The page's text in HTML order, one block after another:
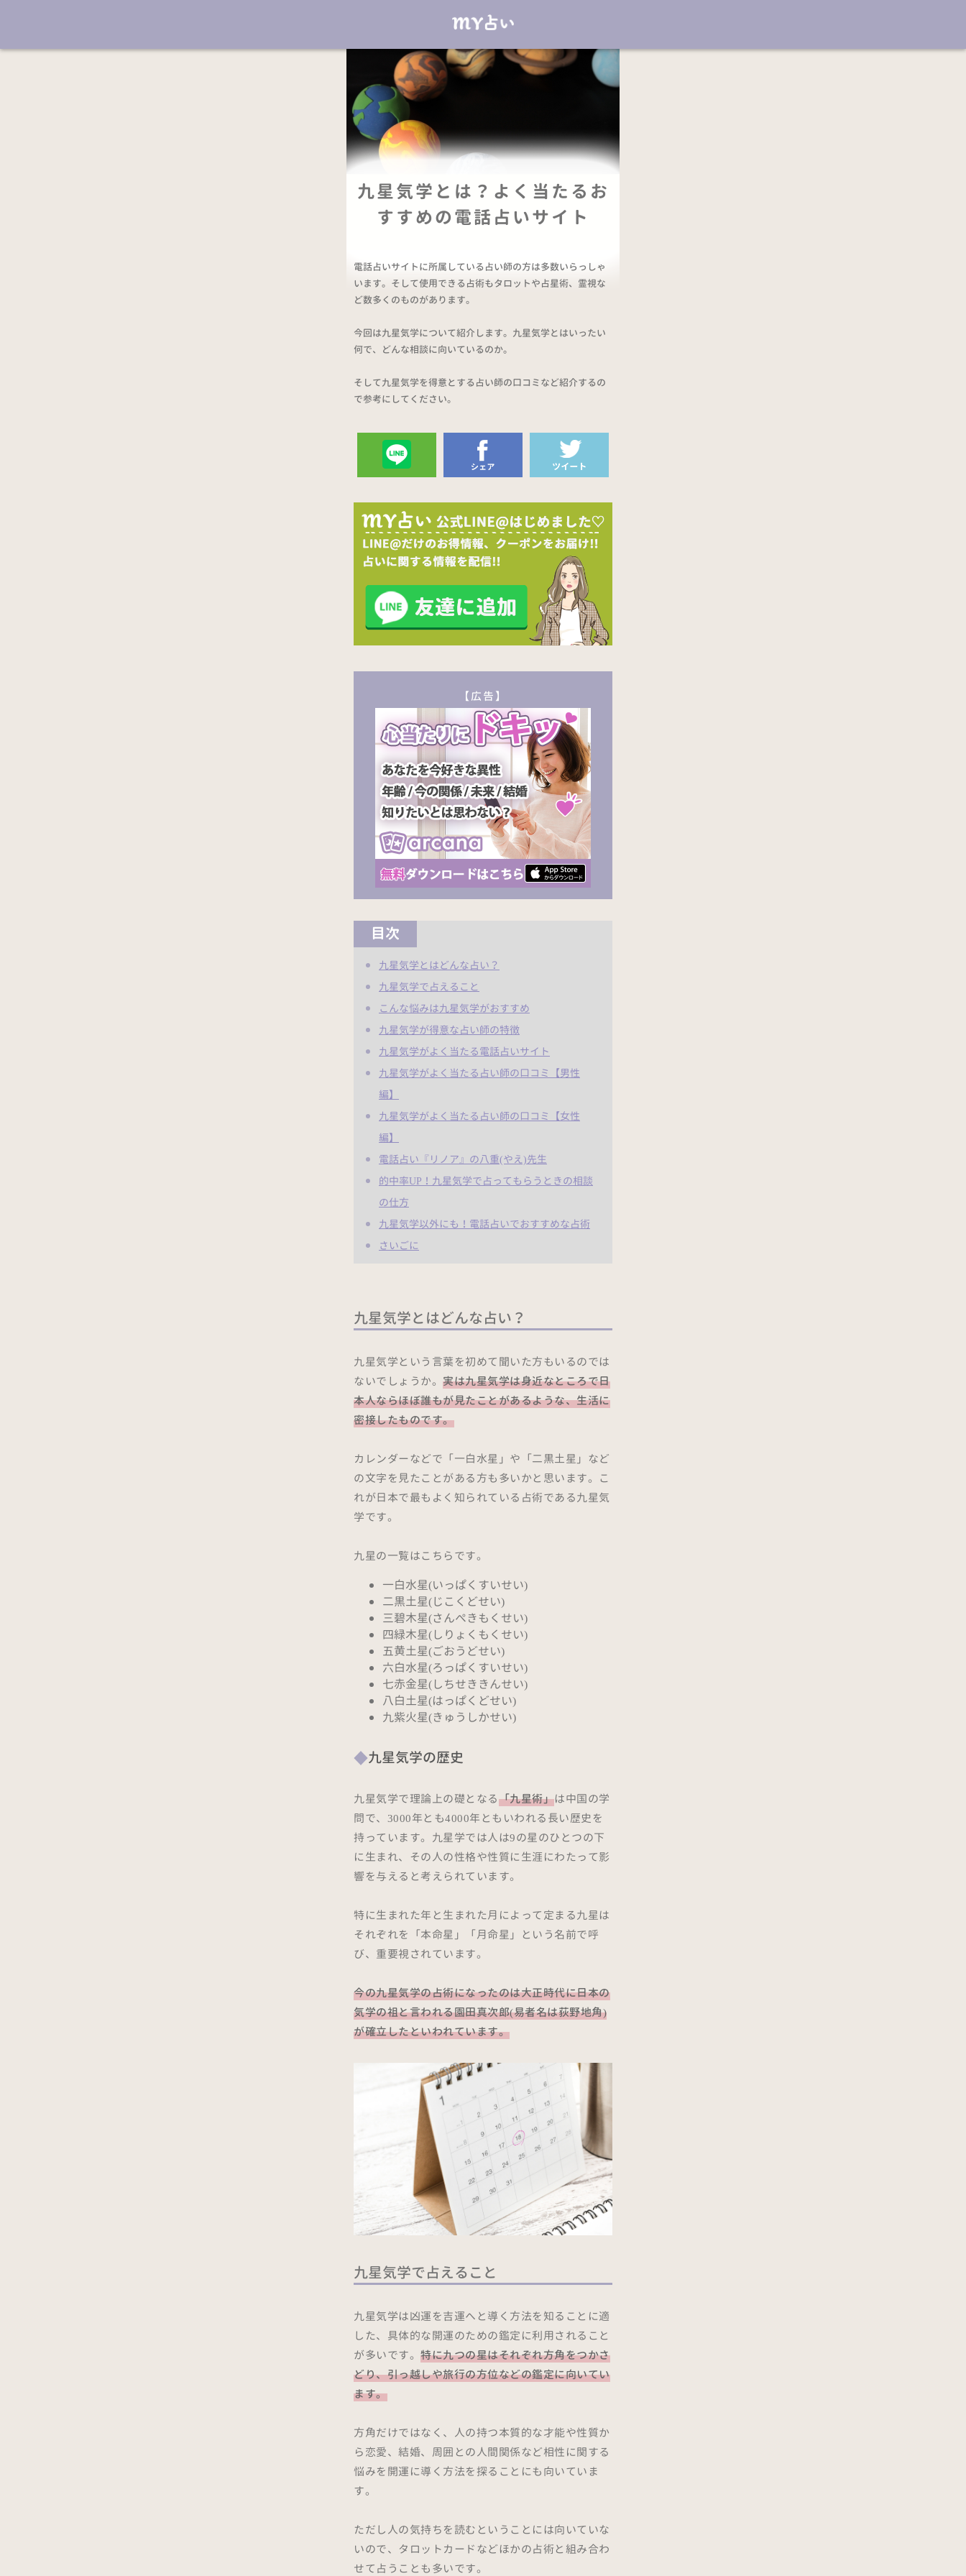
九星気学とは？よく当たるお
すすめの電話占いサイト
電話占いサイトに所属している占い師の方は多数いらっしゃ
います。そして使用できる占術もタロットや占星術、霊視な
ど数多くのものがあります。
今回は九星気学について紹介します。九星気学とはいったい
何で、どんな相談に向いているのか。
そして九星気学を得意とする占い師の口コミなど紹介するの
で参考にしてください。
送る
【広告】
目次
九星気学とはどんな占い？
九星気学で占えること
こんな悩みは九星気学がおすすめ
九星気学が得意な占い師の特徴
九星気学がよく当たる電話占いサイト
九星気学がよく当たる占い師の口コミ【男性
編】
九星気学がよく当たる占い師の口コミ【女性
編】
電話占い『リノア』の八重(やえ)先生
的中率UP！九星気学で占ってもらうときの相談
の仕方
九星気学以外にも！電話占いでおすすめな占術
さいごに
九星気学とはどんな占い？
九星気学という言葉を初めて聞いた方もいるのでは
ないでしょうか。 実は九星気学は身近なところで日
本人ならほぼ誰もが見たことがあるような、生活に
密接したものです。
カレンダーなどで「一白水星」や「二黒土星」など
の文字を見たことがある方も多いかと思います。こ
れが日本で最もよく知られている占術である九星気
学です。
九星の一覧はこちらです。
一白水星(いっぱくすいせい)
二黒土星(じこくどせい)
三碧木星(さんぺきもくせい)
四緑木星(しりょくもくせい)
五黄土星(ごおうどせい)
六白水星(ろっぱくすいせい)
七赤金星(しちせききんせい)
八白土星(はっぱくどせい)
九紫火星(きゅうしかせい)
九星気学の歴史
九星気学で理論上の礎となる「九星術」は中国の学
問で、3000年とも4000年ともいわれる長い歴史を
持っています。九星学では人は9の星のひとつの下
に生まれ、その人の性格や性質に生涯にわたって影
響を与えると考えられています。
特に生まれた年と生まれた月によって定まる九星は
それぞれを「本命星」「月命星」という名前で呼
び、重要視されています。
今の九星気学の占術になったのは大正時代に日本の
気学の祖と言われる園田真次郎(易者名は荻野地角)
が確立したといわれています。
九星気学で占えること
九星気学は凶運を吉運へと導く方法を知ることに適
した、具体的な開運のための鑑定に利用されること
が多いです。 特に九つの星はそれぞれ方角をつかさ
どり、引っ越しや旅行の方位などの鑑定に向いてい
ます。
方角だけではなく、人の持つ本質的な才能や性質か
ら恋愛、結婚、周囲との人間関係など相性に関する
悩みを開運に導く方法を探ることにも向いていま
す。
ただし人の気持ちを読むということには向いていな
いので、タロットカードなどほかの占術と組み合わ
せて占うことも多いです。